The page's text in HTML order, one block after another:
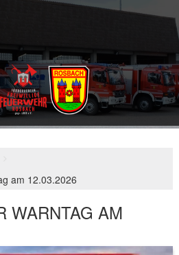
am 12.03.2026
WARNTAG AM